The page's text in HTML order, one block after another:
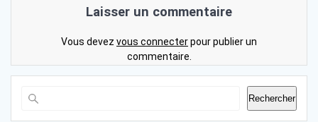
Laisser un commentaire
Vous devez vous connecterpour publier un
commentaire.
Rechercher